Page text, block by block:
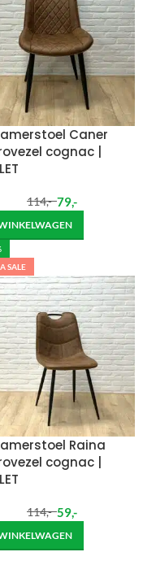
Caner
cognac |
114,- 79,-
SALE
Raina
cognac |
114,- 59,-